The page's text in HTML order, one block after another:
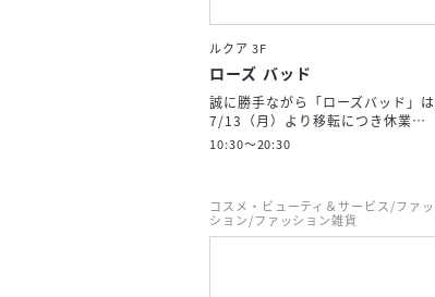
ルクア 3F
ローズ バッド
誠に勝手ながら「ローズバッド」は
7/13（月）より移転につき休業…
10:30～20:30
コスメ・ビューティ＆サービス/ファッ
ション/ファッション雑貨